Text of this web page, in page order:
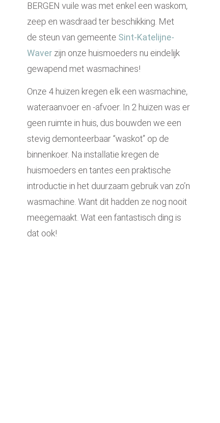
BERGEN vuile was met enkel een waskom,
zeep en wasdraad ter beschikking. Met
de steun van gemeente Sint-Katelijne-
Waver zijn onze huismoeders nu eindelijk
gewapend met wasmachines!
Onze 4 huizen kregen elk een wasmachine,
wateraanvoer en -afvoer. In 2 huizen was er
geen ruimte in huis, dus bouwden we een
stevig demonteerbaar “waskot” op de
binnenkoer. Na installatie kregen de
huismoeders en tantes een praktische
introductie in het duurzaam gebruik van zo’n
wasmachine. Want dit hadden ze nog nooit
meegemaakt. Wat een fantastisch ding is
dat ook!